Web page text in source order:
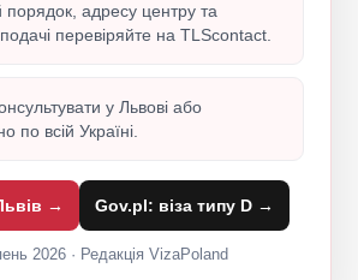
порядок, адресу центру та
перевіряйте на TLScontact.
у Львові або
по всій Україні.
→ Gov.pl: віза типу D →
2026 · Редакція VizaPoland